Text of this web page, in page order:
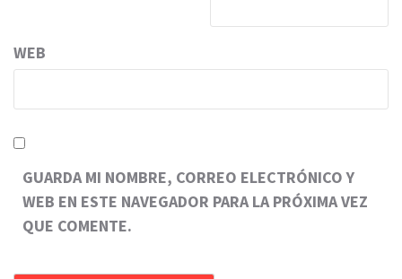
WEB
GUARDA MI NOMBRE, CORREO ELECTRÓNICO Y
WEB EN ESTE NAVEGADOR PARA LA PRÓXIMA VEZ
QUE COMENTE.